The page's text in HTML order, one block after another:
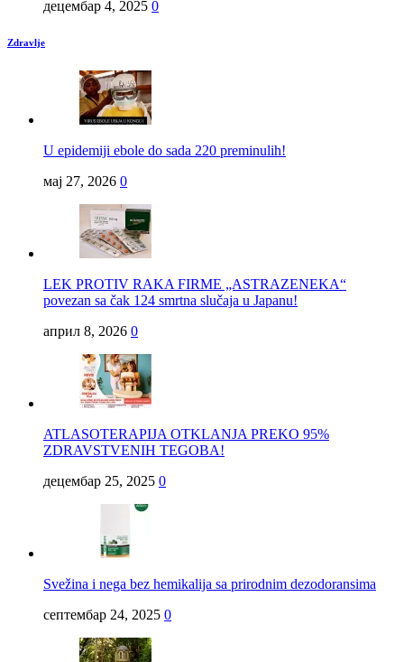
децембар 4, 2025 0
Zdravlje
U epidemiji ebole do sada 220 preminulih!
мај 27, 2026 0
LEK PROTIV RAKA FIRME „ASTRAZENEKA“
povezan sa čak 124 smrtna slučaja u Japanu!
април 8, 2026 0
ATLASOTERAPIJA OTKLANJA PREKO 95%
ZDRAVSTVENIH TEGOBA!
децембар 25, 2025 0
Svežina i nega bez hemikalija sa prirodnim dezodoransima
септембар 24, 2025 0